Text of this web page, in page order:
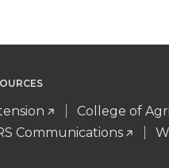
College of
Communications